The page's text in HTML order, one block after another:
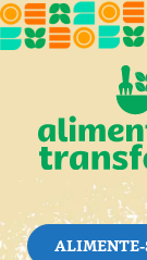
ALIMENTE-